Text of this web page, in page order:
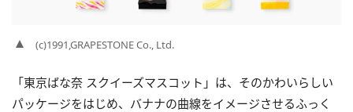
(c)1991,GRAPESTONE Co., Ltd.
「東京ばな奈 スクイーズマスコット」は、そのかわいらしい
パッケージをはじめ、バナナの曲線をイメージさせるふっく